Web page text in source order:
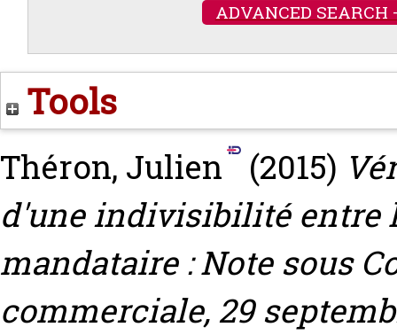
ADVANCED SEARCH
Tools
Théron, Julien (2015)
d'une indivisibilité entre
mandataire : Note sous
commerciale, 29